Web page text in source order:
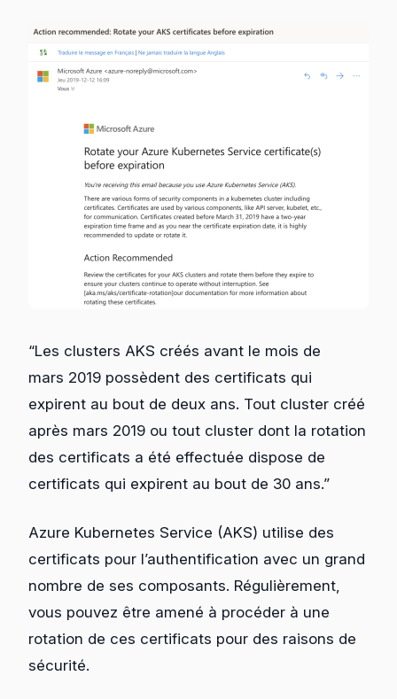
“Les clusters AKS créés avant le mois de
mars 2019 possèdent des certificats qui
expirent au bout de deux ans. Tout cluster créé
après mars 2019 ou tout cluster dont la rotation
des certificats a été effectuée dispose de
certificats qui expirent au bout de 30 ans.”
Azure Kubernetes Service (AKS) utilise des
certificats pour l’authentification avec un grand
nombre de ses composants. Régulièrement,
vous pouvez être amené à procéder à une
rotation de ces certificats pour des raisons de
sécurité.